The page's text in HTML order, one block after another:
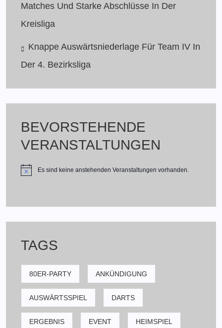
Matches Und Starke Abschlüsse In Der
Kreisliga
Knappe Auswärtsniederlage Für Team IV In
Der 4. Bezirksliga
BEVORSTEHENDE
VERANSTALTUNGEN
Es sind keine anstehenden Veranstaltungen vorhanden.
TAGS
80ER-PARTY ANKÜNDIGUNG
AUSWÄRTSSPIEL DARTS
ERGEBNIS EVENT HEIMSPIEL